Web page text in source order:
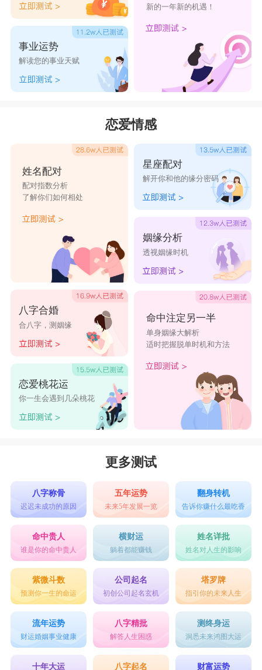
事业运势
解读您的事业天赋
新的一年新的机遇！
恋爱情感
姓名配对
配对指数分析
了解你们如何相处
八字合婚
合八字，测姻缘
恋爱桃花运
你一生会遇到几朵桃花
星座配对
解开你和他的缘分密码
姻缘分析
透视姻缘时机
命中注定另一半
单身姻缘大解析
适时把握脱单时机和方法
更多测试
八字称骨
迟迟未成功的原因
五年运势
未来5年发展一览
翻身转机
告诉你赚什么最吃香
命中贵人
谁是你的命中贵人
横财运
躺着都能赚钱
姓名详批
姓名对人生的影响
紫微斗数
预测你一生的命运
公司起名
初创公司起名玄机
塔罗牌
指引你的未来人生
流年运势
财运婚姻事业健康
八字精批
解答人生困惑
测终身运
洞悉未来鸿图大运
十年大运 八字起名 财富运势